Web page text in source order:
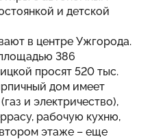
и детской
в центре Ужгорода.
386
просят 520 тыс.
дом имеет
и электричество),
рабочую кухню,
этаже – еще